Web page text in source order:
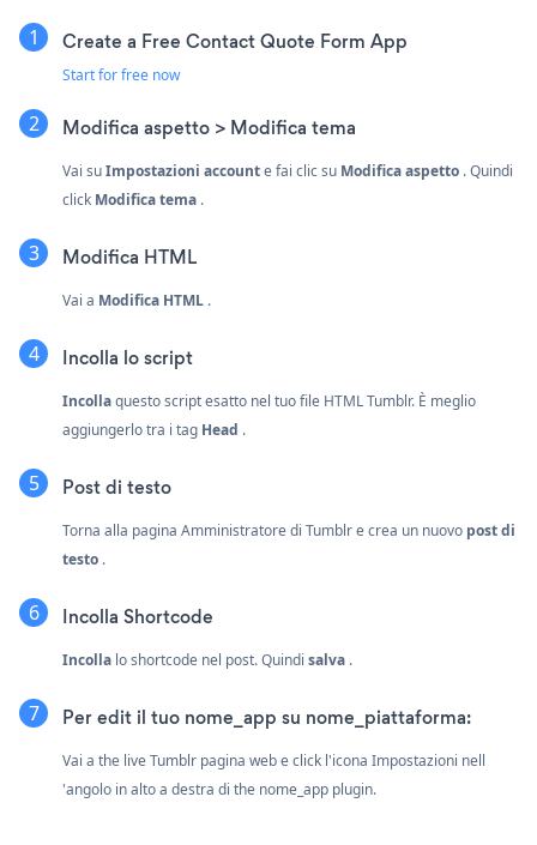
Create a Free Contact Quote Form App
Start for free now
Modifica aspetto > Modifica tema
Vai suImpostazioni accounte fai clic su Modifica aspetto . Quindi
click Modifica tema .
Modifica HTML
Vai a Modifica HTML .
Incolla lo script
Incollaquesto script esatto nel tuo file HTML Tumblr. È meglio
aggiungerlo tra i tag Head .
Post di testo
Torna alla pagina Amministratore di Tumblr e crea un nuovo post di
testo .
Incolla Shortcode
Incolla lo shortcode nel post. Quindi salva .
Per edit il tuo nome_app su nome_piattaforma:
Vai a the live Tumblr pagina web e click l'icona Impostazioni nell
'angolo in alto a destra di the nome_app plugin.